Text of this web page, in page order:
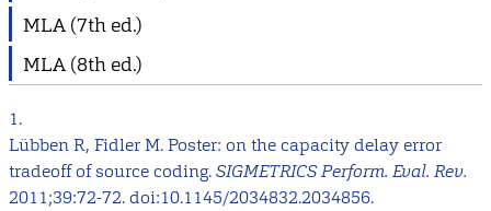
MLA (7th ed.)
MLA (8th ed.)
1.
Lübben R, Fidler M. Poster: on the capacity delay error
tradeoff of source coding.SIGMETRICS Perform. Eval. Rev.
2011;39:72-72. doi:10.1145/2034832.2034856.